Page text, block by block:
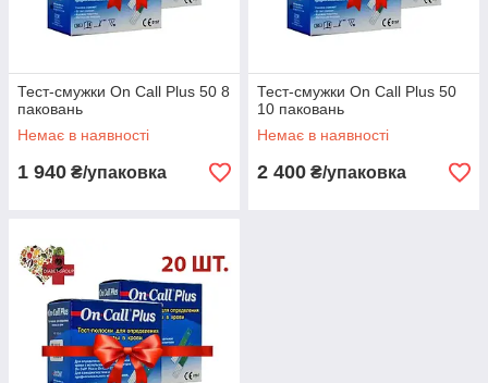
Тест-смужки On Call Plus 50 8
паковань
Немає в наявності
1 940 ₴/упаковка
Тест-смужки On Call Plus 50
10 паковань
Немає в наявності
2 400 ₴/упаковка